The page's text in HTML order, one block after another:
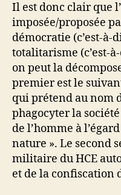
Il est donc clair que
imposée/proposée
démocratie (c’est-à-
totalitarisme (c’est-
on peut la
premier est le
qui prétend au nom
phagocyter la
de l’homme à
nature ». Le second
militaire du HCE
et de la confiscation